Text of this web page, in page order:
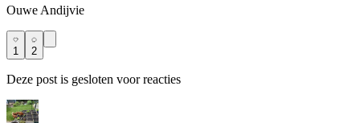
Ouwe Andijvie
1 2
Deze post is gesloten voor reacties